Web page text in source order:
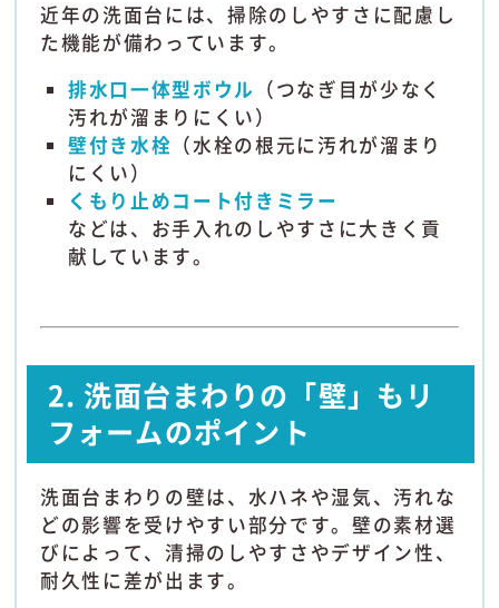
近年の洗面台には、掃除のしやすさに配慮し
た機能が備わっています。
排水口一体型ボウル （つなぎ目が少なく
汚れが溜まりにくい）
壁付き水栓 （水栓の根元に汚れが溜まり
にくい）
くもり止めコート付きミラー
などは、お手入れのしやすさに大きく貢
献しています。
2. 洗面台まわりの「壁」もリ
フォームのポイント
洗面台まわりの壁は、水ハネや湿気、汚れな
どの影響を受けやすい部分です。壁の素材選
びによって、清掃のしやすさやデザイン性、
耐久性に差が出ます。